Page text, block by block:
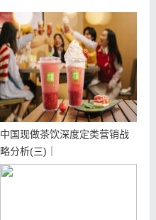
中国现做茶饮深度定类营销战
略分析(三)｜